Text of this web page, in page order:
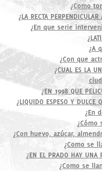
¿Como
¿LA RECTA
¿En que serie
¿A
¿Con que
¿CUAL ES LA
¿EN 1998 QUE
¿LIQUIDO ESPESO Y DULCE
¿En
¿Con huevo, azúcar,
¿Como se
¿EN EL PRADO HAY UNA
¿Como se